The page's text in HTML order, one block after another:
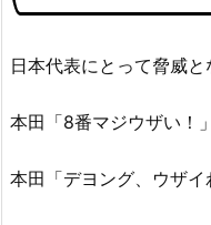
日本代表にとって脅威と
本田「8番マジウザい！」
本田「デヨング、ウザイ